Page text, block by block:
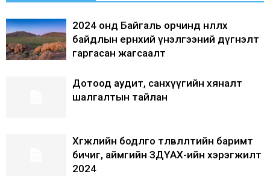
2024 онд Байгаль орчинд нөлөөлөх
байдлын ерөнхий үнэлгээний дүгнэлт
гаргасан жагсаалт
Дотоод аудит, санхүүгийн хяналт
шалгалтын тайлан
Хөгжлийн бодлго төлөвлөлтийн баримт
бичиг, аймгийн ЗДҮАХ-ийн хэрэгжилт
2024